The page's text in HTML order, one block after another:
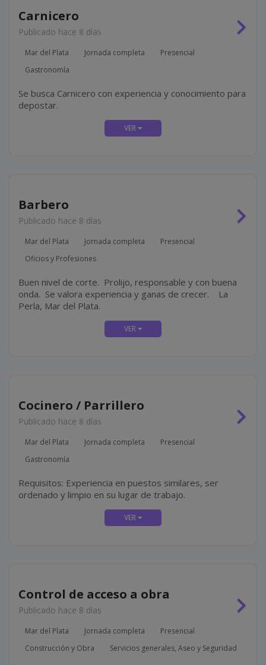
Carnicero
Publicado hace 8 días
Mar del Plata Jornada completa
Presencial
Gastronomía
Se busca Carnicero con experiencia y conocimiento para
depostar.
Barbero
Publicado hace 8 días
Mar del Plata Jornada completa
Presencial
Oficios y Profesiones
Buen nivel de corte. Prolijo, responsable y con buena
onda. Se valora experiencia y ganas de crecer. La
Perla, Mar del Plata.
Cocinero / Parrillero
Publicado hace 8 días
Mar del Plata Jornada completa
Presencial
Gastronomía
Requisitos: Experiencia en puestos similares, ser
ordenado y limpio en su lugar de trabajo.
Control de acceso a obra
Publicado hace 8 días
Mar del Plata Jornada completa
Presencial
Construcción y Obra
Servicios generales, Aseo y Seguridad